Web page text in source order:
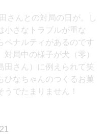
さんとの対局の日が。し
小さなトラブルが重な
ナルティがあるのです
局中の様子が犬（零）
田さん）に例えられて笑
ひなちゃんのつくるお菓
うでたまりません！